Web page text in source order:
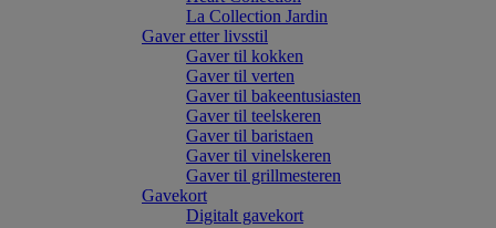
La Collection Jardin
Gaver etter livsstil
Gaver til kokken
Gaver til verten
Gaver til bakeentusiasten
Gaver til teelskeren
Gaver til baristaen
Gaver til vinelskeren
Gaver til grillmesteren
Gavekort
Digitalt gavekort